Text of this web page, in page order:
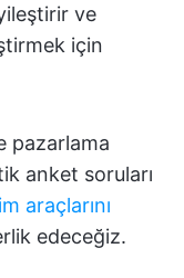
ve
için
pazarlama
anket soruları
araçlarını
edeceğiz.